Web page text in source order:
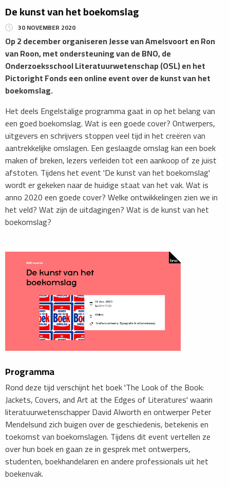
De kunst van het boekomslag
30 NOVEMBER 2020
Op 2 december organiseren Jesse van Amelsvoort en Ron
van Roon, met ondersteuning van de BNO, de
Onderzoeksschool Literatuurwetenschap (OSL) en het
Pictoright Fonds een online event over de kunst van het
boekomslag.
Het deels Engelstalige programma gaat in op het belang van
een goed boekomslag. Wat is een goede cover? Ontwerpers,
uitgevers en schrijvers stoppen veel tijd in het creëren van
aantrekkelijke omslagen. Een geslaagde omslag kan een boek
maken of breken, lezers verleiden tot een aankoop of ze juist
afstoten. Tijdens het event 'De kunst van het boekomslag'
wordt er gekeken naar de huidige staat van het vak. Wat is
anno 2020 een goede cover? Welke ontwikkelingen zien we in
het veld? Wat zijn de uitdagingen? Wat is de kunst van het
boekomslag?
Programma
Rond deze tijd verschijnt het boek 'The Look of the Book:
Jackets, Covers, and Art at the Edges of Literatures' waarin
literatuurwetenschapper David Alworth en ontwerper Peter
Mendelsund zich buigen over de geschiedenis, betekenis en
toekomst van boekomslagen. Tijdens dit event vertellen ze
over hun boek en gaan ze in gesprek met ontwerpers,
studenten, boekhandelaren en andere professionals uit het
boekenvak.